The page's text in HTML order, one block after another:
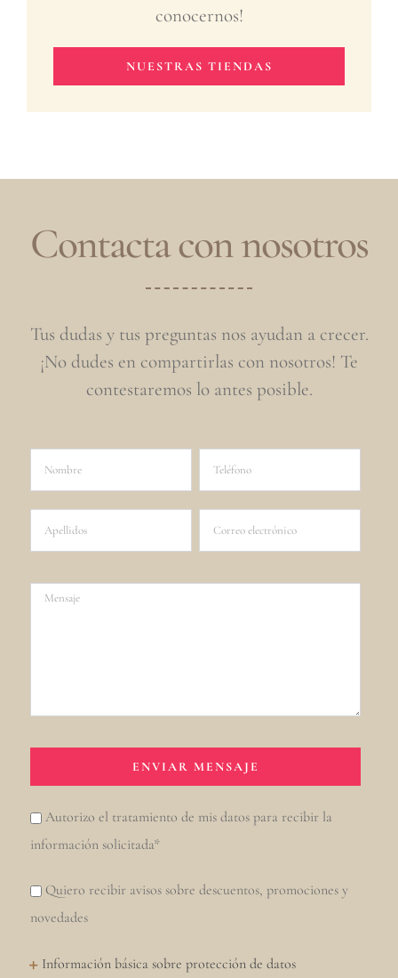
conocernos!
NUESTRAS TIENDAS
Contacta con nosotros
Tus dudas y tus preguntas nos ayudan a crecer.
¡No dudes en compartirlas con nosotros! Te
contestaremos lo antes posible.
Autorizo el tratamiento de mis datos para recibir la
información solicitada*
Quiero recibir avisos sobre descuentos, promociones y
novedades
Información básica sobre protección de datos